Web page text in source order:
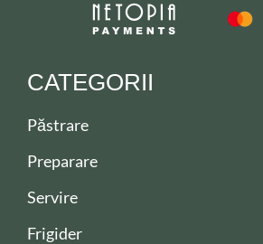
CATEGORII
Păstrare
Preparare
Servire
Frigider